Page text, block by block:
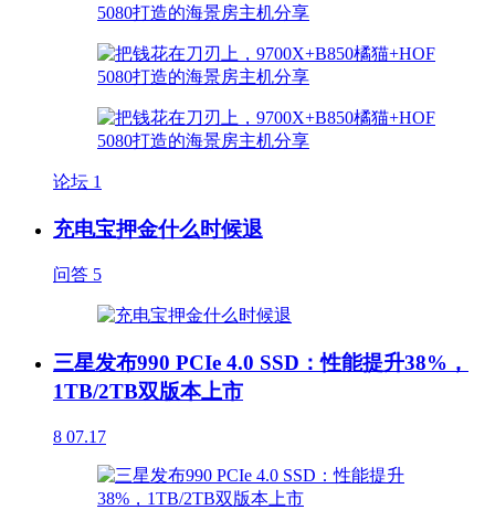
论坛 1
充电宝押金什么时候退
问答 5
三星发布990 PCIe 4.0 SSD：性能提升38%，
1TB/2TB双版本上市
8 07.17